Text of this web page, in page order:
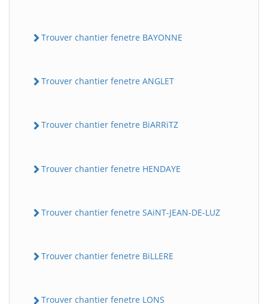
Trouver chantier fenetre BAYONNE
Trouver chantier fenetre ANGLET
Trouver chantier fenetre BiARRiTZ
Trouver chantier fenetre HENDAYE
Trouver chantier fenetre SAiNT-JEAN-DE-LUZ
Trouver chantier fenetre BiLLERE
Trouver chantier fenetre LONS